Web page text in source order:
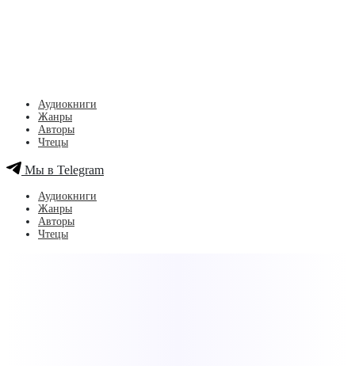
Аудиокниги
Жанры
Авторы
Чтецы
Мы в Telegram
Аудиокниги
Жанры
Авторы
Чтецы